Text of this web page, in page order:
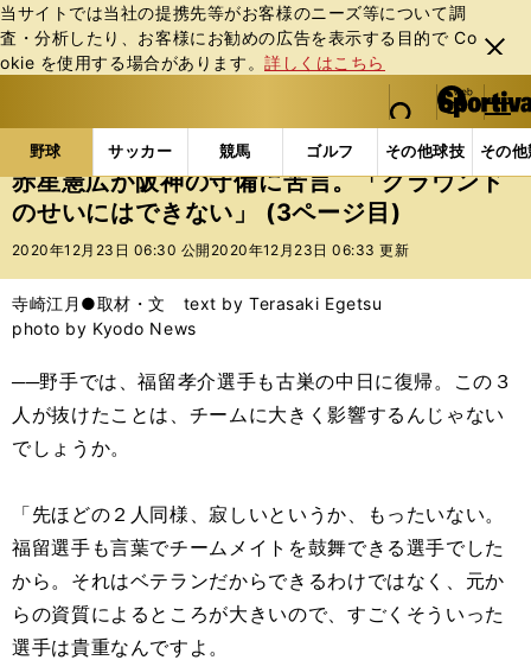
当サイトでは当社の提携先等がお客様のニーズ等について調
査・分析したり、お客様にお勧めの広告を表⽰する⽬的で Co
okie を使⽤する場合があります。詳しくはこちら
閉じ
る
web Sportiva (webスポルティーバ)
検索
マイペ
ー
ジ
メニュ
野球 サッカー 競馬 ゴルフ その他球技 その
b
ス
ポ
ル
バ
野球の記事一覧 プロ野球 赤星憲広が阪神の守備に
赤星憲広が阪神の守備に苦言。「グラウンド
のせいにはできない」 (3ページ目)
2020年12月23日 06:30 公開 2020年12月23日 06:33 更新
寺崎江月●取材・文 text by Terasaki Egetsu
photo by Kyodo News
──野手では、福留孝介選手も古巣の中日に復帰。この３
人が抜けたことは、チームに大きく影響するんじゃない
でしょうか。
「先ほどの２人同様、寂しいというか、もったいない。
福留選手も言葉でチームメイトを鼓舞できる選手でした
から。それはベテランだからできるわけではなく、元か
らの資質によるところが大きいので、すごくそういった
選手は貴重なんですよ。